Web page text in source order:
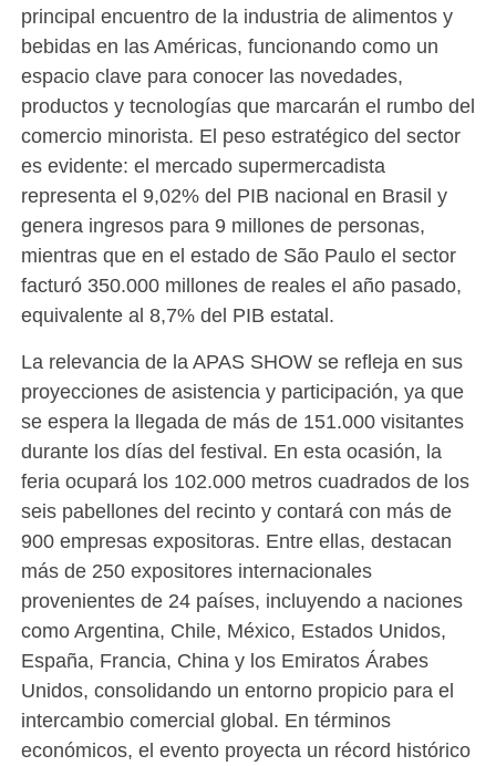
principal encuentro de la industria de alimentos y
bebidas en las Américas, funcionando como un
espacio clave para conocer las novedades,
productos y tecnologías que marcarán el rumbo del
comercio minorista. El peso estratégico del sector
es evidente: el mercado supermercadista
representa el 9,02% del PIB nacional en Brasil y
genera ingresos para 9 millones de personas,
mientras que en el estado de São Paulo el sector
facturó 350.000 millones de reales el año pasado,
equivalente al 8,7% del PIB estatal.
​La relevancia de la APAS SHOW se refleja en sus
proyecciones de asistencia y participación, ya que
se espera la llegada de más de 151.000 visitantes
durante los días del festival. En esta ocasión, la
feria ocupará los 102.000 metros cuadrados de los
seis pabellones del recinto y contará con más de
900 empresas expositoras. Entre ellas, destacan
más de 250 expositores internacionales
provenientes de 24 países, incluyendo a naciones
como Argentina, Chile, México, Estados Unidos,
España, Francia, China y los Emiratos Árabes
Unidos, consolidando un entorno propicio para el
intercambio comercial global. En términos
económicos, el evento proyecta un récord histórico